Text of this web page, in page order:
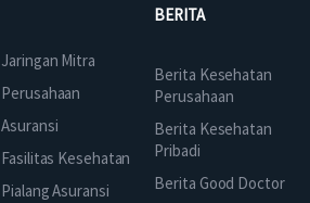
Jaringan Mitra
Perusahaan
Asuransi
Fasilitas Kesehatan
Pialang Asuransi
BERITA
Berita Kesehatan
Perusahaan
Berita Kesehatan
Pribadi
Berita Good Doctor